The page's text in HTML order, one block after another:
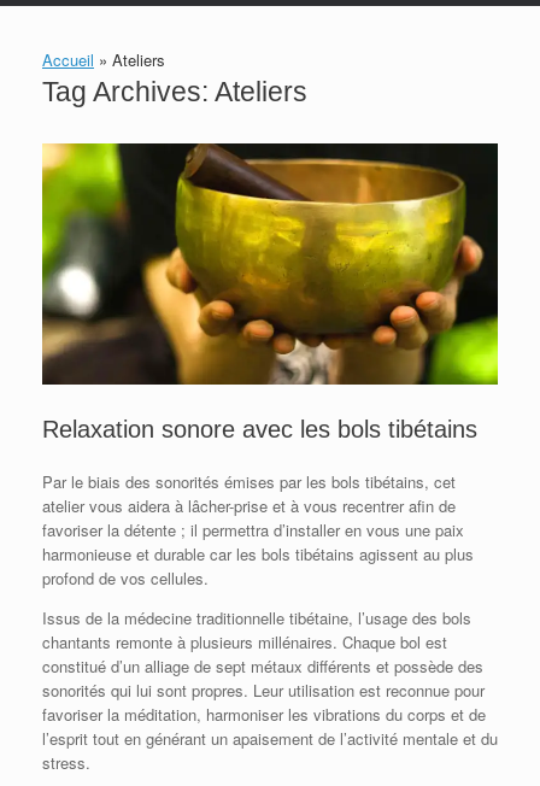
Accueil » Ateliers
Tag Archives: Ateliers
Relaxation sonore avec les bols tibétains
Par le biais des sonorités émises par les bols tibétains, cet
atelier vous aidera à lâcher-prise et à vous recentrer afin de
favoriser la détente ; il permettra d’installer en vous une paix
harmonieuse et durable car les bols tibétains agissent au plus
profond de vos cellules.
Issus de la médecine traditionnelle tibétaine, l’usage des bols
chantants remonte à plusieurs millénaires. Chaque bol est
constitué d’un alliage de sept métaux différents et possède des
sonorités qui lui sont propres. Leur utilisation est reconnue pour
favoriser la méditation, harmoniser les vibrations du corps et de
l’esprit tout en générant un apaisement de l’activité mentale et du
stress.